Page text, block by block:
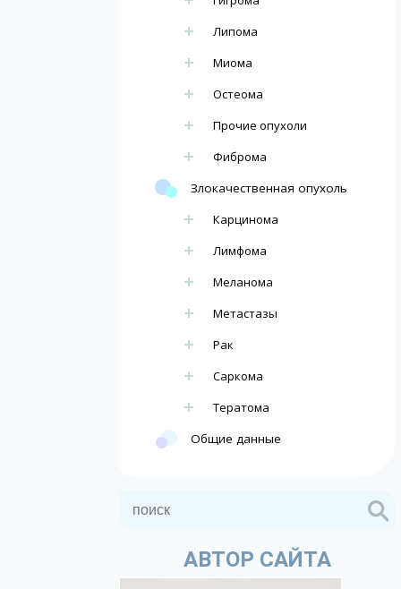
Липома
Миома
Остеома
Прочие опухоли
Фиброма
Злокачественная опухоль
Карцинома
Лимфома
Меланома
Метастазы
Рак
Саркома
Тератома
Общие данные
АВТОР САЙТА